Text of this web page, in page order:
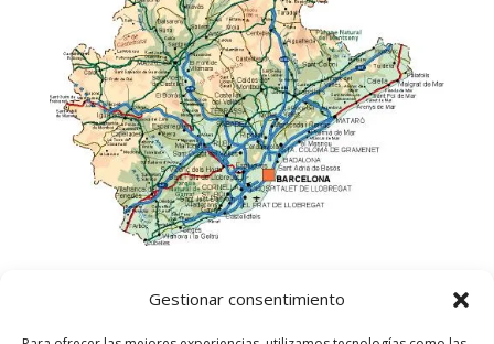
Gestionar consentimiento